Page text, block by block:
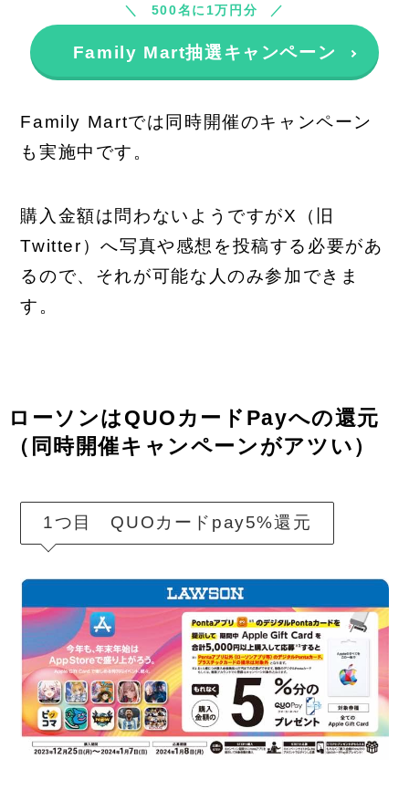
500名に1万円分
Family Mart抽選キャンペーン
Family Martでは同時開催のキャンペーン
も実施中です。
購入金額は問わないようですがX（旧
Twitter）へ写真や感想を投稿する必要があ
るので、それが可能な人のみ参加できま
す。
ローソンは QUOカードPayへの還元
（同時開催キャンペーンがアツい）
1つ目 QUOカードpay5%還元